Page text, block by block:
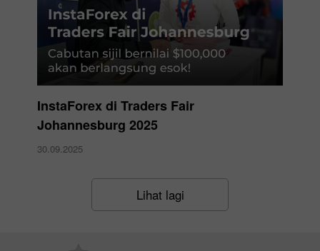
InstaForex di Traders Fair
Johannesburg 2025
30.09.2025
Lihat lagi